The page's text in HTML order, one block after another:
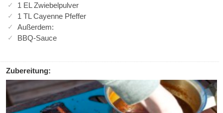
1 EL Zwiebelpulver
1 TL Cayenne Pfeffer
Außerdem:
BBQ-Sauce
Zubereitung: